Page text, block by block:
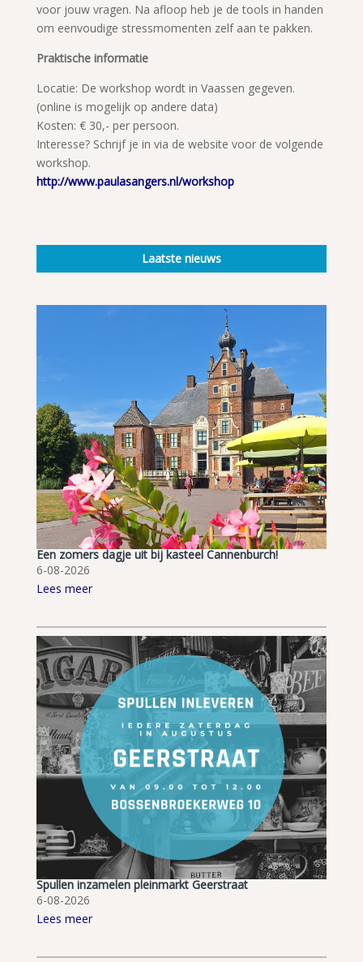
voor jouw vragen. Na afloop heb je de tools in handen
om eenvoudige stressmomenten zelf aan te pakken.
Praktische informatie
Locatie: De workshop wordt in Vaassen gegeven.
(online is mogelijk op andere data)
Kosten: € 30,- per persoon.
Interesse? Schrijf je in via de website voor de volgende
workshop.
http://www.paulasangers.nl/workshop
Laatste nieuws
Een zomers dagje uit bij kasteel Cannenburch!
6-08-2026
Lees meer
Spullen inzamelen pleinmarkt Geerstraat
6-08-2026
Lees meer